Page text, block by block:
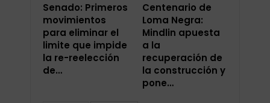
Senado: Primeros
movimientos
para eliminar el
limite que impide
la re-reelección
de…
Centenario de
Loma Negra:
Mindlin apuesta
a la
recuperación de
la construcción y
pone…